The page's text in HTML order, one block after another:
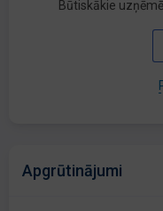
Būtiskākie
Apgrūtinājumi